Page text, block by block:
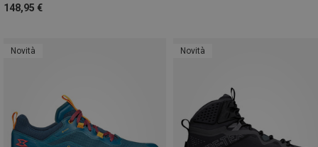
148,95 €
Novità Novità